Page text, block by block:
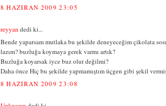
8 HAZIRAN 2009 23:05
reyyan dedi ki...
Bende yaparsam mutlaka bu şekilde deneyeceğim çikolata
lazım? buzluğa koymaya gerek varmı artık?
Buzluğa koyarsak iyce buz olur değilmi?
Daha önce Hiç bu şekilde yapmamıştım üçgen gibi şekil
8 HAZIRAN 2009 23:08